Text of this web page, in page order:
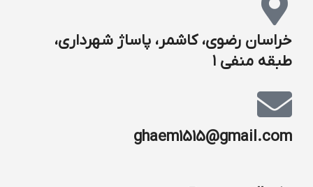
خراسان رضوی، کاشمر، پاساژ شهرداری،
طبقه منفی ۱
ghaem1515@gmail.com